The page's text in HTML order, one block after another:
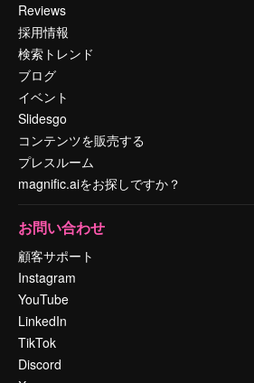
Reviews
採用情報
検索トレンド
ブログ
イベント
Slidesgo
コンテンツを販売する
プレスルーム
magnific.aiをお探しですか？
お問い合わせ
顧客サポート
Instagram
YouTube
LinkedIn
TikTok
Discord